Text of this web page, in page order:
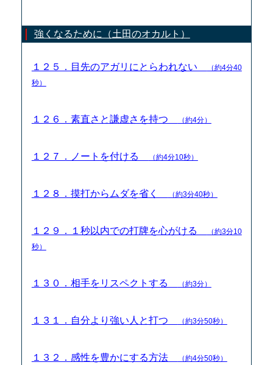
強くなるために（土田のオカルト）
１２５．目先のアガリにとらわれない
（約4分40
秒）
１２６．素直さと謙虚さを持つ （約4分）
１２７．ノートを付ける （約4分10秒）
１２８．摸打からムダを省く （約3分40秒）
１２９．１秒以内での打牌を心がける
（約3分10
秒）
１３０．相手をリスペクトする （約3分）
１３１．自分より強い人と打つ （約3分50秒）
１３２．感性を豊かにする方法 （約4分50秒）